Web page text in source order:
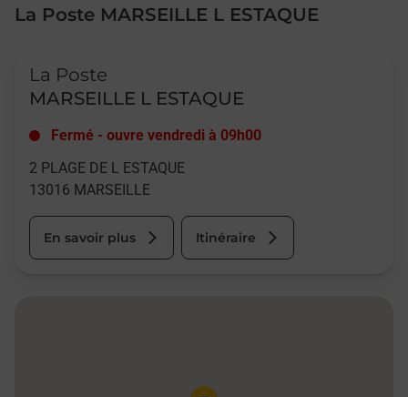
La Poste MARSEILLE L ESTAQUE
La Poste
MARSEILLE L ESTAQUE
Fermé - ouvre vendredi à 09h00
2 PLAGE DE L ESTAQUE
13016 MARSEILLE
En savoir plus Itinéraire
Pin de la carte